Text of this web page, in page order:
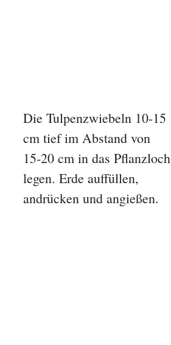
Die Tulpenzwiebeln 10-15
cm tief im Abstand von
15-20 cm in das Pflanzloch
legen. Erde auffüllen,
andrücken und angießen.